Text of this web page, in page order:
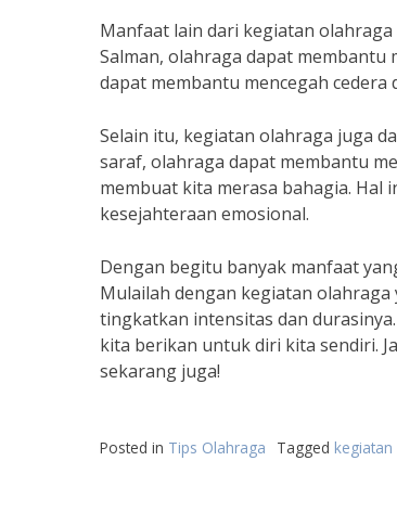
Manfaat lain dari kegiatan
Salman, olahraga dapat
dapat membantu mencegah
Selain itu, kegiatan olahraga juga
saraf, olahraga dapat membantu
membuat kita merasa bahagia.
kesejahteraan emosional.
Dengan begitu banyak manfaat
Mulailah dengan kegiatan
tingkatkan intensitas dan
kita berikan untuk diri kita sendiri.
sekarang juga!
Posted in Tips Olahraga Tagged